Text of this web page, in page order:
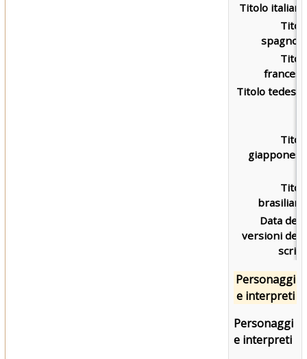
Titolo
Titolo
Data
versioni
Personaggi
e interpreti
Personaggi
e interpreti